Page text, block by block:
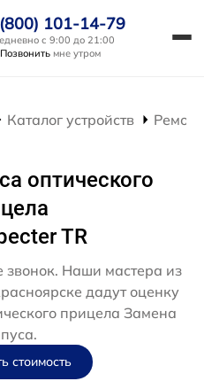
101-14-79
с 9:00 до 21:00
Позвонить мне утром
Каталог устройств
оптического
TR
звонок. Наши мастера из
дадут оценку
прицела Замена
стоимость